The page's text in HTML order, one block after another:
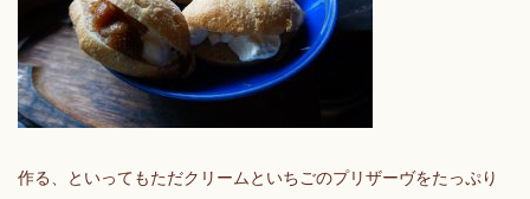
作る、といってもただクリームといちごのプリザーヴをたっぷり